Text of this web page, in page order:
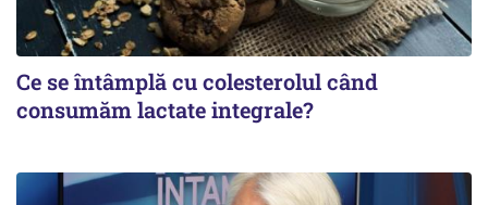
Ce se întâmplă cu colesterolul când
consumăm lactate integrale?